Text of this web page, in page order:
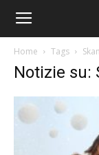
Home Tags
Notizie su: